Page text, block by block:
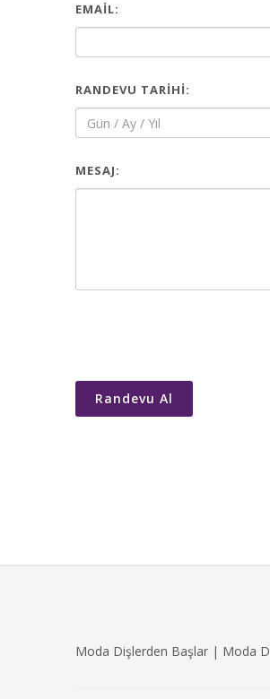
EMAIL:
RANDEVU TARIHI:
MESAJ:
Randevu Al
Moda Dişlerden Başlar | Moda